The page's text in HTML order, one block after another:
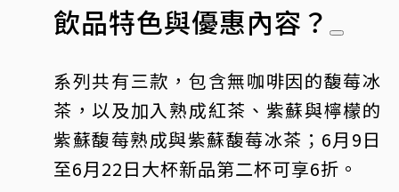
飲品特色與優惠內容？
系列共有三款，包含無咖啡因的馥莓冰
茶，以及加入熟成紅茶、紫蘇與檸檬的
紫蘇馥莓熟成與紫蘇馥莓冰茶；6月9日
至6月22日大杯新品第二杯可享6折。